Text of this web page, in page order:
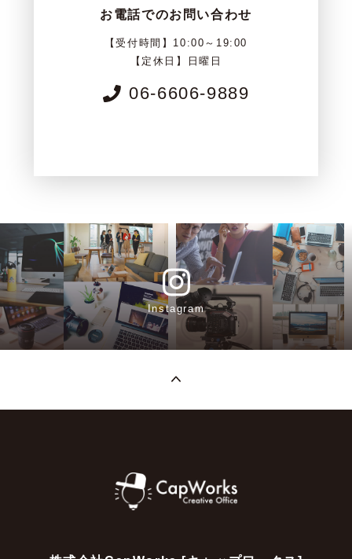
お電話でのお問い合わせ
【受付時間】10:00～19:00
【定休日】日曜日
06-6606-9889
Instagram